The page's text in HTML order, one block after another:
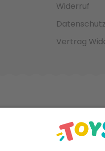
Widerruf
Datenschutz
Vertrag